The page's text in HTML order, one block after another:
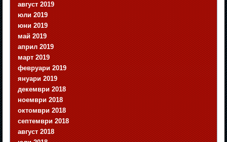
август 2019
юли 2019
юни 2019
май 2019
април 2019
март 2019
февруари 2019
януари 2019
декември 2018
ноември 2018
октомври 2018
септември 2018
август 2018